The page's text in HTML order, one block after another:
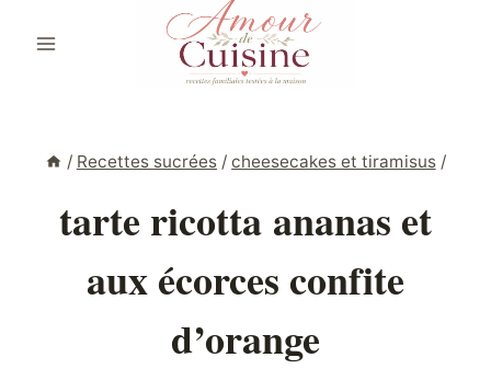
/ Recettes sucrées / cheesecakes et tiramisus /
tarte ricotta ananas et
aux écorces confite
d’orange